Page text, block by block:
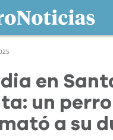
en
un
a su